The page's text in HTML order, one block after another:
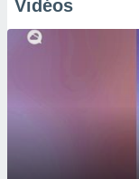
Vidéos